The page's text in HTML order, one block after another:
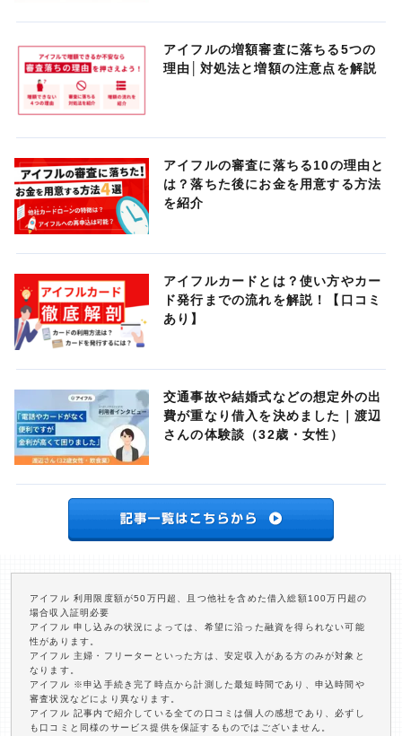
アイフルの増額審査に落ちる5つの
理由│対処法と増額の注意点を解説
アイフルの審査に落ちる10の理由と
は？落ちた後にお金を用意する方法
を紹介
アイフルカードとは？使い方やカー
ド発行までの流れを解説！【口コミ
あり】
交通事故や結婚式などの想定外の出
費が重なり借入を決めました｜渡辺
さんの体験談（32歳・女性）
アイフル 利用限度額が50万円超、且つ他社を含めた借入総額100万円超の
場合収入証明必要
アイフル 申し込みの状況によっては、希望に沿った融資を得られない可能
性があります。
アイフル 主婦・フリーターといった方は、安定収入がある方のみが対象と
なります。
アイフル ※申込手続き完了時点から計測した最短時間であり、申込時間や
審査状況などにより異なります。
アイフル 記事内で紹介している全ての口コミは個人の感想であり、必ずし
も口コミと同様のサービス提供を保証するものではございません。